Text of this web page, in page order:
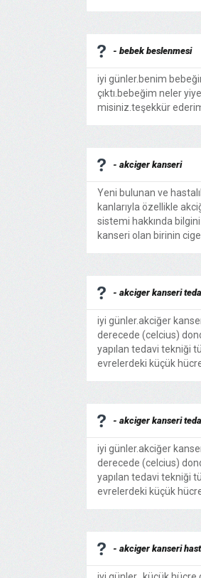
- bebek beslenmesi
iyi günler.benim
çıktı.bebeğim neler
misiniz.teşekkür ederim.
- akciger kanseri
Yeni bulunan ve
kanlarıyla özellikle
sistemi hakkında
kanseri olan birinin
- akciger kanseri
iyi günler.akciğer
derecede (celcius)
yapılan tedavi tekniği
evrelerdeki küçük hücre
- akciger kanseri
iyi günler.akciğer
derecede (celcius)
yapılan tedavi tekniği
evrelerdeki küçük hücre
- akciger kanseri